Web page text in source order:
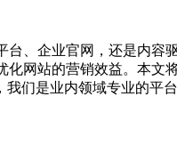
、企业官网，还是内容
网站的营销效益。本文
我们是业内领域专业的平